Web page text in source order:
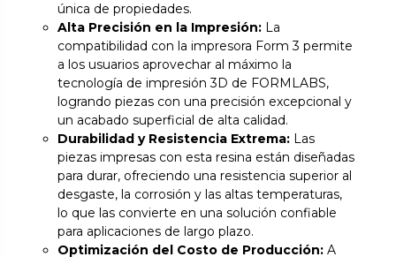
única de propiedades.
Alta Precisión en la Impresión: La
compatibilidad con la impresora Form 3 permite
a los usuarios aprovechar al máximo la
tecnología de impresión 3D de FORMLABS,
logrando piezas con una precisión excepcional y
un acabado superficial de alta calidad.
Durabilidad y Resistencia Extrema: Las
piezas impresas con esta resina están diseñadas
para durar, ofreciendo una resistencia superior al
desgaste, la corrosión y las altas temperaturas,
lo que las convierte en una solución confiable
para aplicaciones de largo plazo.
Optimización del Costo de Producción: A